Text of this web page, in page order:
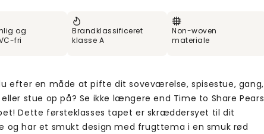
og
fri
Brandklassificeret
klasse A
Non-woven
materiale
efter en måde at pifte dit soveværelse, spisestue, gang,
eller stue op på? Se ikke længere end Time to Share Pears
Dette førsteklasses tapet er skræddersyet til dit
og har et smukt design med frugttema i en smuk rød